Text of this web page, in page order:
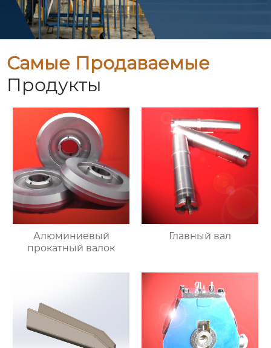
Самые Продаваемые
Продукты
Алюминиевый
прокатный валок
Главный вал